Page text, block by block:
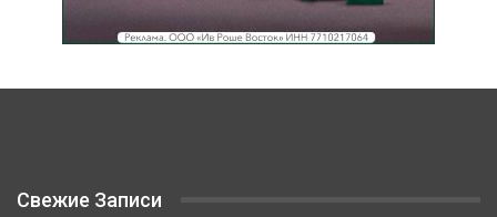
Свежие Записи